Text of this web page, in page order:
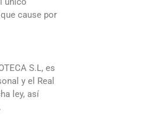
cause por
S.L, es
y el Real
ley, así